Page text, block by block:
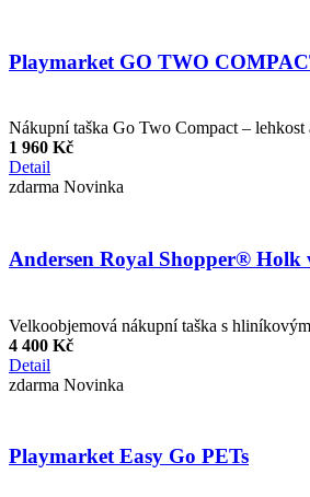
Playmarket GO TWO
Nákupní taška Go Two Compact – lehkost
1 960 Kč
Detail
zdarma Novinka
Andersen Royal Shopper® Holk
Velkoobjemová nákupní taška s
4 400 Kč
Detail
zdarma Novinka
Playmarket Easy Go PETs